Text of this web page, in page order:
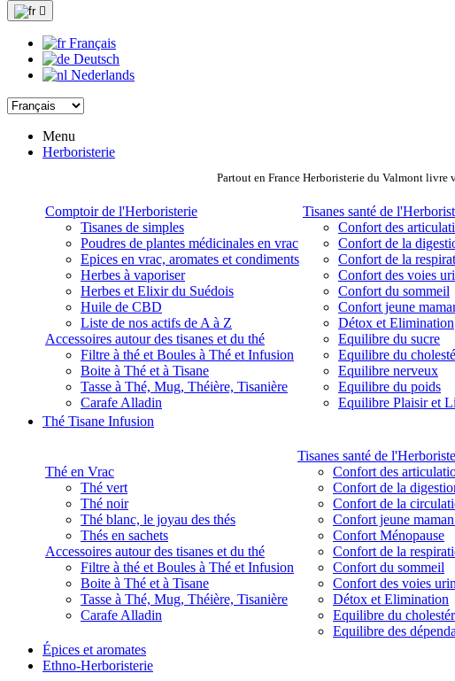

Français
Deutsch
Nederlands
Menu
Herboristerie
Partout en France Herboristerie du Valmont livre
Comptoir de l'Herboristerie
Tisanes de simples
Poudres de plantes médicinales en vrac
Epices en vrac, aromates et condiments
Herbes à vaporiser
Herbes et Elixir du Suédois
Huile de CBD
Liste de nos actifs de A à Z
Accessoires autour des tisanes et du thé
Filtre à thé et Boules à Thé et Infusion
Boite à Thé et à Tisane
Tasse à Thé, Mug, Théière, Tisanière
Carafe Alladin
Tisanes santé de
Confort des
Confort de la
Confort de la
Confort des voies
Confort du sommeil
Confort jeune
Détox et Elimination
Equilibre du sucre
Equilibre du
Equilibre nerveux
Equilibre du poids
Equilibre Plaisir et
Thé Tisane Infusion
Thé en Vrac
Thé vert
Thé noir
Thé blanc, le joyau des thés
Thés en sachets
Accessoires autour des tisanes et du thé
Filtre à thé et Boules à Thé et Infusion
Boite à Thé et à Tisane
Tasse à Thé, Mug, Théière, Tisanière
Carafe Alladin
Tisanes santé de
Confort des
Confort de la
Confort de la
Confort jeune
Confort Ménopause
Confort de la
Confort du sommeil
Confort des voies
Détox et Elimination
Equilibre du
Equilibre des
Épices et aromates
Ethno-Herboristerie